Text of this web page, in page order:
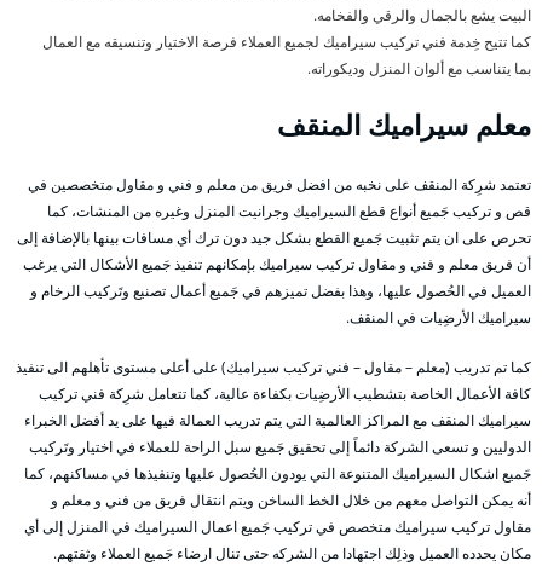
البيت يشع بالجمال والرقي والفخامه.
كما تتيح خِدمة فني تركيب سيراميك لجميع العملاء فرصة الاختيار وتنسيقه مع العمال
بما يتناسب مع ألوان المنزل وديكوراته.
معلم سيراميك المنقف
تعتمد شرِكة المنقف على نخبه من افضل فريق من معلم و فني و مقاول متخصصين في
قص و تركيب جَميع أنواع قطع السيراميك وجرانيت المنزل وغيره من المنشات، كما
تحرص على ان يتم تثبيت جَميع القطع بشكل جيد دون ترك أي مسافات بينها بالإضافة إلى
أن فريق معلم و فني و مقاول تركيب سيراميك بإمكانهم تنفيذ جَميع الأشكال التي يرغب
العميل في الحُصول عليها، وهذا بفضل تميزهم في جَميع أعمال تصنيع وتَركيب الرخام و
سيراميك الأرضِيات في المنقف.
كما تم تدريب (معلم – مقاول – فني تركيب سيراميك) على أعلى مستوى تأهلهم الى تنفيذ
كافة الأعمال الخاصة بتشطيب الأرضِيات بكفاءة عالية، كما تتعامل شرِكة فني تركيب
سيراميك المنقف مع المراكز العالمية التي يتم تدريب العمالة فيها على يد أفضل الخبراء
الدوليين و تسعى الشركة دائماً إلى تحقيق جَميع سبل الراحة للعملاء في اختيار وتَركيب
جَميع اشكال السيراميك المتنوعة التي يودون الحُصول عليها وتنفيذها في مساكنهم، كما
أنه يمكن التواصل معهم من خلال الخط الساخن ويتم انتقال فريق من فني و معلم و
مقاول تركيب سيراميك متخصص في تركيب جَميع اعمال السيراميك في المنزل إلى أي
مكان يحدده العميل وذلِك اجتهادا من الشركه حتى تنال ارضاء جَميع العملاء وثقتهم.